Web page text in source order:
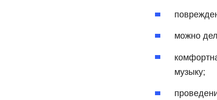
можно
музыку;